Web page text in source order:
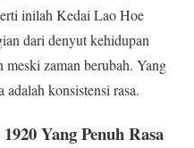
inilah Kedai Lao Hoe
dari denyut kehidupan
zaman berubah. Yang
konsistensi rasa.
Yang Penuh Rasa